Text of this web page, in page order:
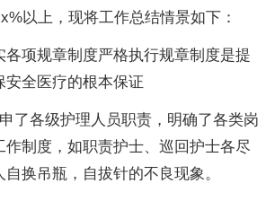
以上，现将工作总结情景如下：
各项规章制度严格执行规章制度是提
安全医疗的根本保证
了各级护理人员职责，明确了各类岗
作制度，如职责护士、巡回护士各尽
换吊瓶，自拔针的不良现象。